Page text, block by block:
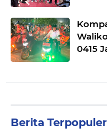
0415
Berita Terpopuler